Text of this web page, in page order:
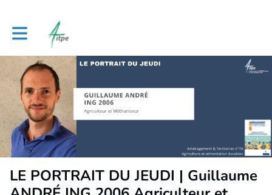
Toggle main navigation
LE PORTRAIT DU JEUDI | Guillaume